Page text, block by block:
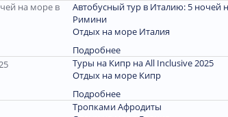
Автобусный тур в Италию: 5 ночей
Римини
Отдых на море Италия
Подробнее
Туры на Кипр на All Inclusive 2025
Отдых на море Кипр
Подробнее
Тропками Афродиты